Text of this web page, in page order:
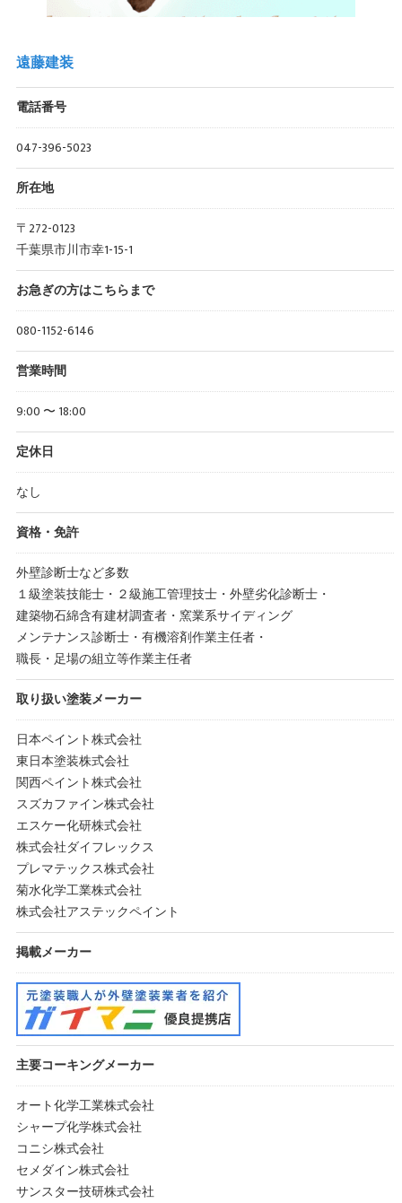
遠藤建装
電話番号
047-396-5023
所在地
〒272-0123
千葉県市川市幸1-15-1
お急ぎの方はこちらまで
080-1152-6146
営業時間
9:00 〜 18:00
定休日
なし
資格・免許
外壁診断士など多数
１級塗装技能士・２級施工管理技士・外壁劣化診断士・
建築物石綿含有建材調査者・窯業系サイディング
メンテナンス診断士・有機溶剤作業主任者・
職長・足場の組立等作業主任者
取り扱い塗装メーカー
日本ペイント株式会社
東日本塗装株式会社
関西ペイント株式会社
スズカファイン株式会社
エスケー化研株式会社
株式会社ダイフレックス
プレマテックス株式会社
菊水化学工業株式会社
株式会社アステックペイント
掲載メーカー
主要コーキングメーカー
オート化学工業株式会社
シャープ化学株式会社
コニシ株式会社
セメダイン株式会社
サンスター技研株式会社